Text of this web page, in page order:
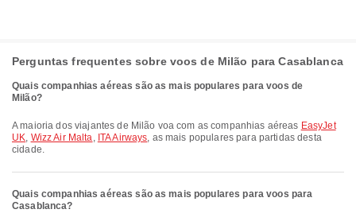
Perguntas frequentes sobre voos de Milão para Casablanca
Quais companhias aéreas são as mais populares para voos de
Milão?
A maioria dos viajantes de Milão voa com as companhias aéreas EasyJet
UK, Wizz Air Malta, ITA Airways, as mais populares para partidas desta
cidade.
Quais companhias aéreas são as mais populares para voos para
Casablanca?